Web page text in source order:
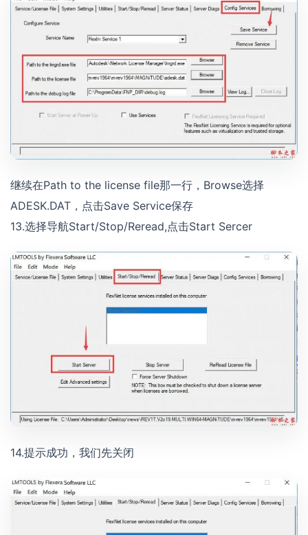
继续在Path to the license file那一行，Browse选择
ADESK.DAT，点击Save Service保存
13.选择导航Start/Stop/Reread,点击Start Sercer
14.提示成功，我们先关闭